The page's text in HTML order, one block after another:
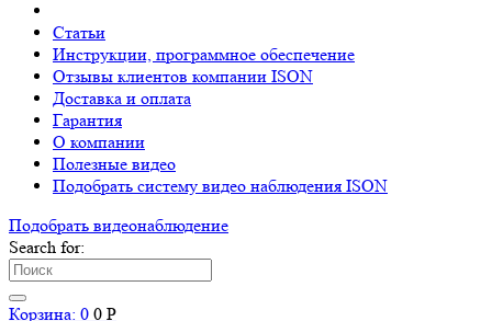
Статьи
Инструкции, программное обеспечение
Отзывы клиентов компании ISON
Доставка и оплата
Гарантия
О компании
Полезные видео
Подобрать систему видео наблюдения ISON
Подобрать видеонаблюдениe
Search for:
Корзина: 0 0 Р